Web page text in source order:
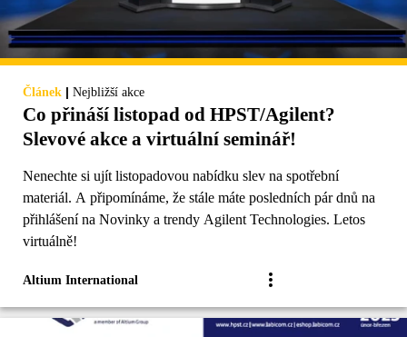
Článek | Nejbližší akce
Co přináší listopad od HPST/Agilent?
Slevové akce a virtuální seminář!
Nenechte si ujít listopadovou nabídku slev na spotřební
materiál. A připomínáme, že stále máte posledních pár dnů na
přihlášení na Novinky a trendy Agilent Technologies. Letos
virtuálně!
Altium International